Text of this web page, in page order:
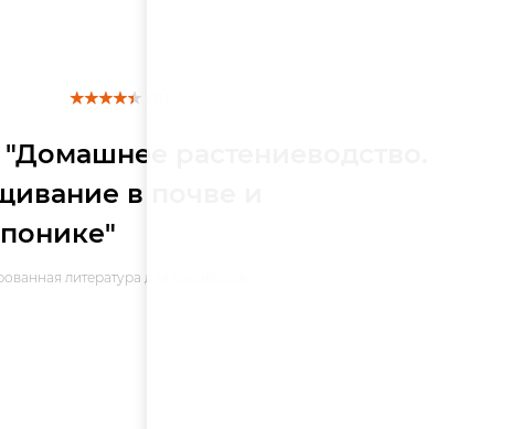
растениеводство.
в почве и
литература для садоводов